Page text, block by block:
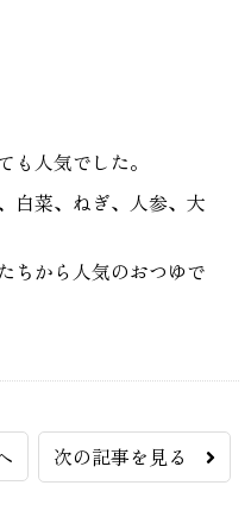
も人気でした。
白菜、ねぎ、人参、大
ちから人気のおつゆで
次の記事を見る